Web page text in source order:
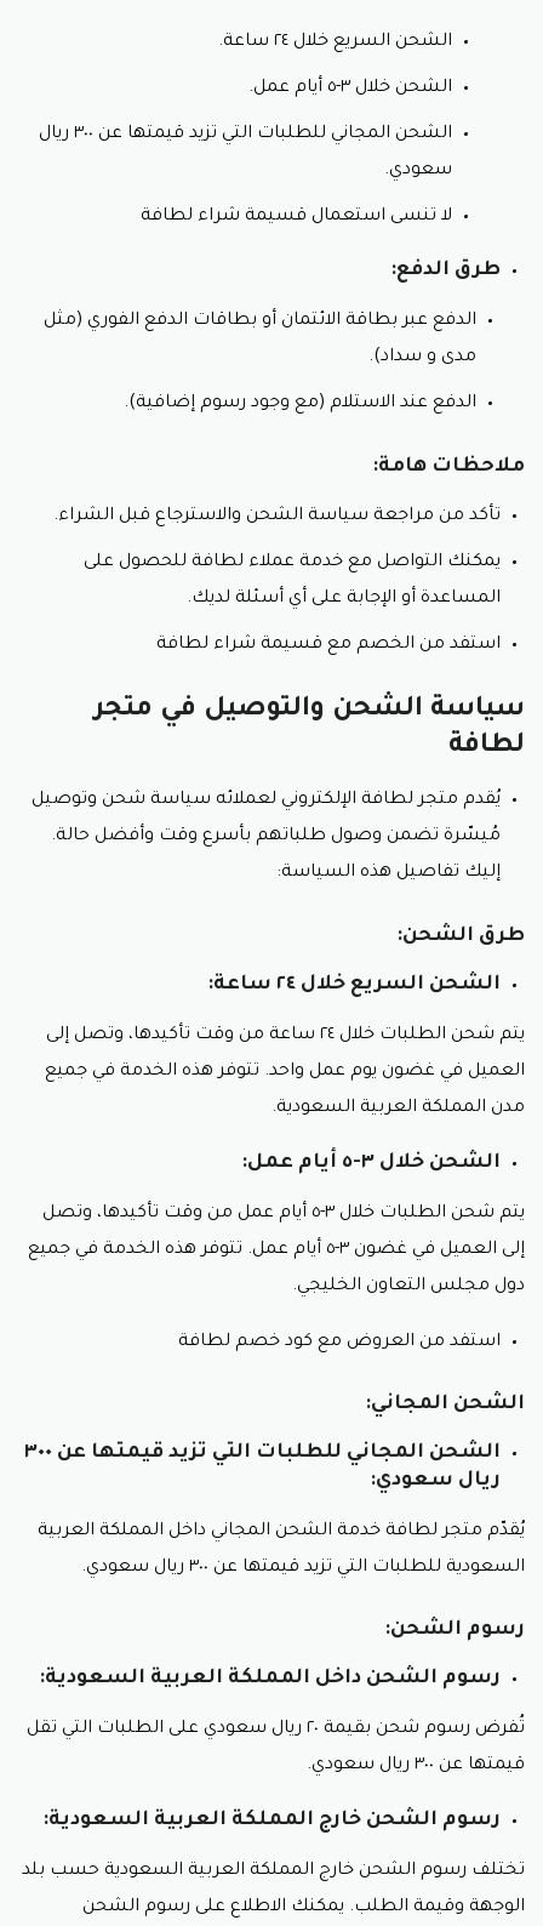
استخدامه.
الأنسب لاحتياجاتك.
الشحن السريع خلال ٢٤ ساعة.
الشحن خلال ٣-٥ أيام عمل.
الشحن المجاني للطلبات التي تزيد قيمتها عن ٣٠٠ ريال
سعودي.
لا تنسى استعمال قسيمة شراء لطافة
طرق الدفع:
الدفع عبر بطاقة الائتمان أو بطاقات الدفع الفوري (مثل
مدى و سداد).
الدفع عند الاستلام (مع وجود رسوم إضافية).
ملاحظات هامة:
تأكد من مراجعة سياسة الشحن والاسترجاع قبل الشراء.
يمكنك التواصل مع خدمة عملاء لطافة للحصول على
المساعدة أو الإجابة على أي أسئلة لديك.
استفد من الخصم مع قسيمة شراء لطافة
سياسة الشحن والتوصيل في متجر
لطافة
يُقدم متجر لطافة الإلكتروني لعملائه سياسة شحن وتوصيل
مُيسّرة تضمن وصول طلباتهم بأسرع وقت وأفضل حالة.
إليك تفاصيل هذه السياسة:
طرق الشحن:
الشحن السريع خلال ٢٤ ساعة:
يتم شحن الطلبات خلال ٢٤ ساعة من وقت تأكيدها، وتصل إلى
العميل في غضون يوم عمل واحد. تتوفر هذه الخدمة في جميع
مدن المملكة العربية السعودية.
الشحن خلال ٣-٥ أيام عمل:
يتم شحن الطلبات خلال ٣-٥ أيام عمل من وقت تأكيدها، وتصل
إلى العميل في غضون ٣-٥ أيام عمل. تتوفر هذه الخدمة في جميع
دول مجلس التعاون الخليجي.
استفد من العروض مع كود خصم لطافة
الشحن المجاني:
الشحن المجاني للطلبات التي تزيد قيمتها عن ٣٠٠
ريال سعودي:
يُقدّم متجر لطافة خدمة الشحن المجاني داخل المملكة العربية
السعودية للطلبات التي تزيد قيمتها عن ٣٠٠ ريال سعودي.
رسوم الشحن:
رسوم الشحن داخل المملكة العربية السعودية:
تُفرض رسوم شحن بقيمة ٢٠ ريال سعودي على الطلبات التي تقل
قيمتها عن ٣٠٠ ريال سعودي.
رسوم الشحن خارج المملكة العربية السعودية:
تختلف رسوم الشحن خارج المملكة العربية السعودية حسب بلد
الوجهة وقيمة الطلب. يمكنك الاطلاع على رسوم الشحن